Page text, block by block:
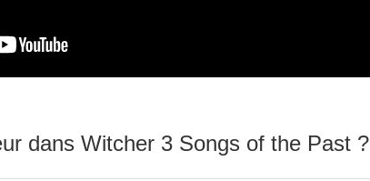
dans Witcher 3 Songs of the Past ?